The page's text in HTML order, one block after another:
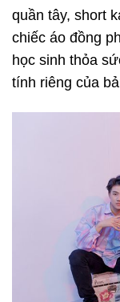
quần tây, short
chiếc áo đồng
học sinh thỏa
tính riêng của